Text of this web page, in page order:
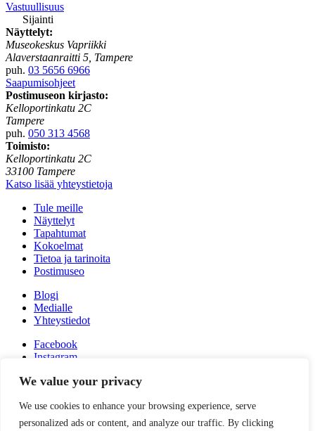
We value your privacy
We use cookies to enhance your browsing experience, serve
personalized ads or content, and analyze our traffic. By clicking
Vastuullisuus
Sijainti
Näyttelyt:
Museokeskus Vapriikki
Alaverstaanraitti 5, Tampere
puh. 03 5656 6966
Saapumisohjeet
Postimuseon kirjasto:
Kelloportinkatu 2C
Tampere
puh. 050 313 4568
Toimisto:
Kelloportinkatu 2C
33100 Tampere
Katso lisää yhteystietoja
Tule meille
Näyttelyt
Tapahtumat
Kokoelmat
Tietoa ja tarinoita
Postimuseo
Blogi
Medialle
Yhteystiedot
Facebook
Instagram
Youtube
Tilaa uutiskirjeemme